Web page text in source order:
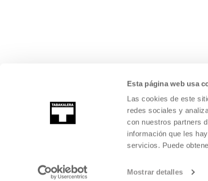
Esta página web usa
Las cookies de este
redes sociales y
con nuestros partners
información que les
servicios. Puede
Mostrar detalles
2026 TABAKALERA. KULTURA GARAIKIDEAREN